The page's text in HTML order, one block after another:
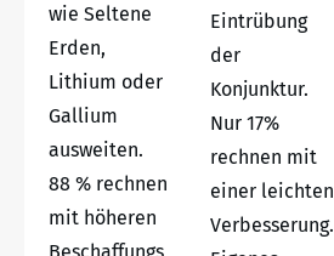
wie Seltene
Erden,
Lithium oder
Gallium
ausweiten.
88 % rechnen
mit höheren
Beschaffungs
Eintrübung
der
Konjunktur.
Nur 17%
rechnen mit
einer leichten
Verbesserung.